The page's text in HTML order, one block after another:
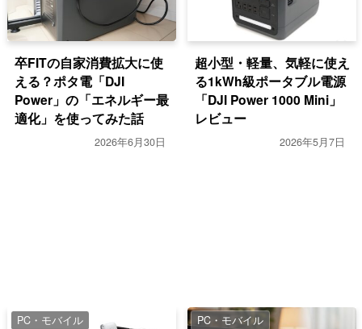
卒FITの自家消費拡大に使
える？ポタ電「DJI
Power」の「エネルギー最
適化」を使ってみた話
2026年6月30日
超小型・軽量、気軽に使え
る1kWh級ポータブル電源
「DJI Power 1000 Mini」
レビュー
2026年5月7日
PC・モバイル PC・モバイル